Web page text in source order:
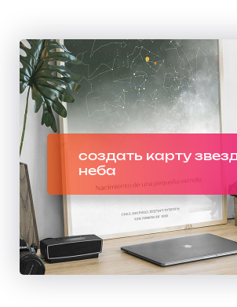
создать карту
неба